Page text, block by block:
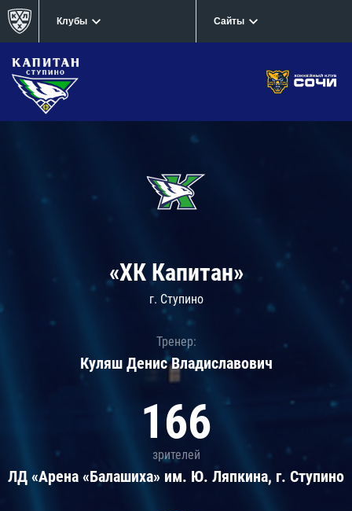
Клубы Сайты
«ХК Капитан»
г. Ступино
Тренер:
Куляш Денис Владиславович
166
зрителей
ЛД «Арена «Балашиха» им. Ю. Ляпкина, г. Ступино